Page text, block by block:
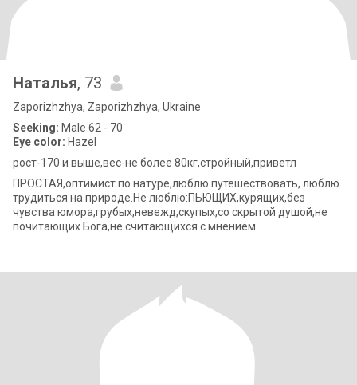
Наталья, 73
Zaporizhzhya, Zaporizhzhya, Ukraine
Seeking: Male 62 - 70
Eye color: Hazel
рост-170 и выше,вес-не более 80кг,стройный,приветл
ПРОСТАЯ,оптимист по натуре,люблю путешествовать, люблю
трудиться на природе.Не люблю:ПЬЮЩИХ,курящих,без
чувства юмора,грубых,невежд,скупых,со скрытой душой,не
почитающих Бога,не считающихся с мнением